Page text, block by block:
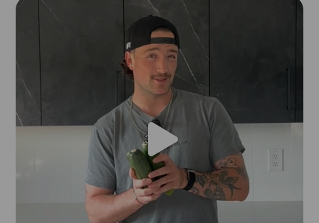
lesfruitsetlegumesfrais
Août 4